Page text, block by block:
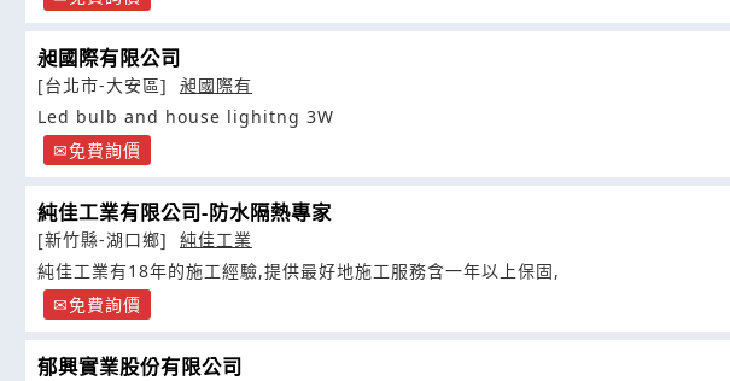
昶國際有限公司
[台北市-大安區]
昶國際有
Led bulb and house lighitng 3W
免費詢價
純佳工業有限公司-防水隔熱專家
[新竹縣-湖口鄉]
純佳工業
純佳工業有18年的施工經驗,提供最好地施工服務含一年以上保固,
免費詢價
郁興實業股份有限公司